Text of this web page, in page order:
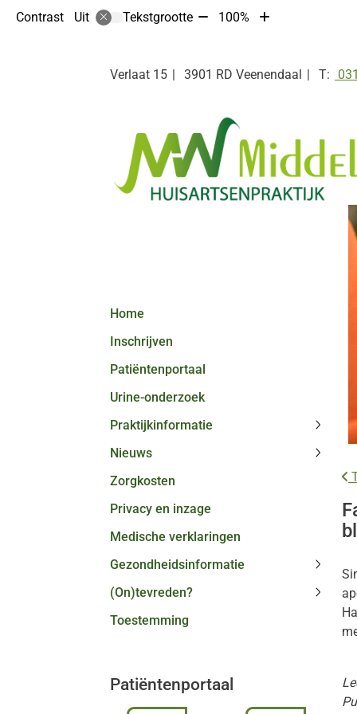
Contrast Uit Tekstgrootte Tekst
10%
100%
Tekst
Verlaat 15 3901 RD Veenendaal Tel:
Home
Inschrijven
Patiëntenportaal
Urine-onderzoek
Praktijkinformatie
Nieuws
Zorgkosten
Privacy en inzage
Medische verklaringen
Gezondheidsinformatie
(On)tevreden?
Toestemming
Patiëntenportaal